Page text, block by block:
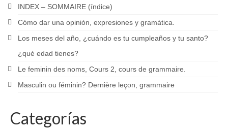
INDEX – SOMMAIRE (índice)
Cómo dar una opinión, expresiones y gramática.
Los meses del año, ¿cuándo es tu cumpleaños y tu santo?
¿qué edad tienes?
Le feminin des noms, Cours 2, cours de grammaire.
Masculin ou féminin? Dernière leçon, grammaire
Categorías